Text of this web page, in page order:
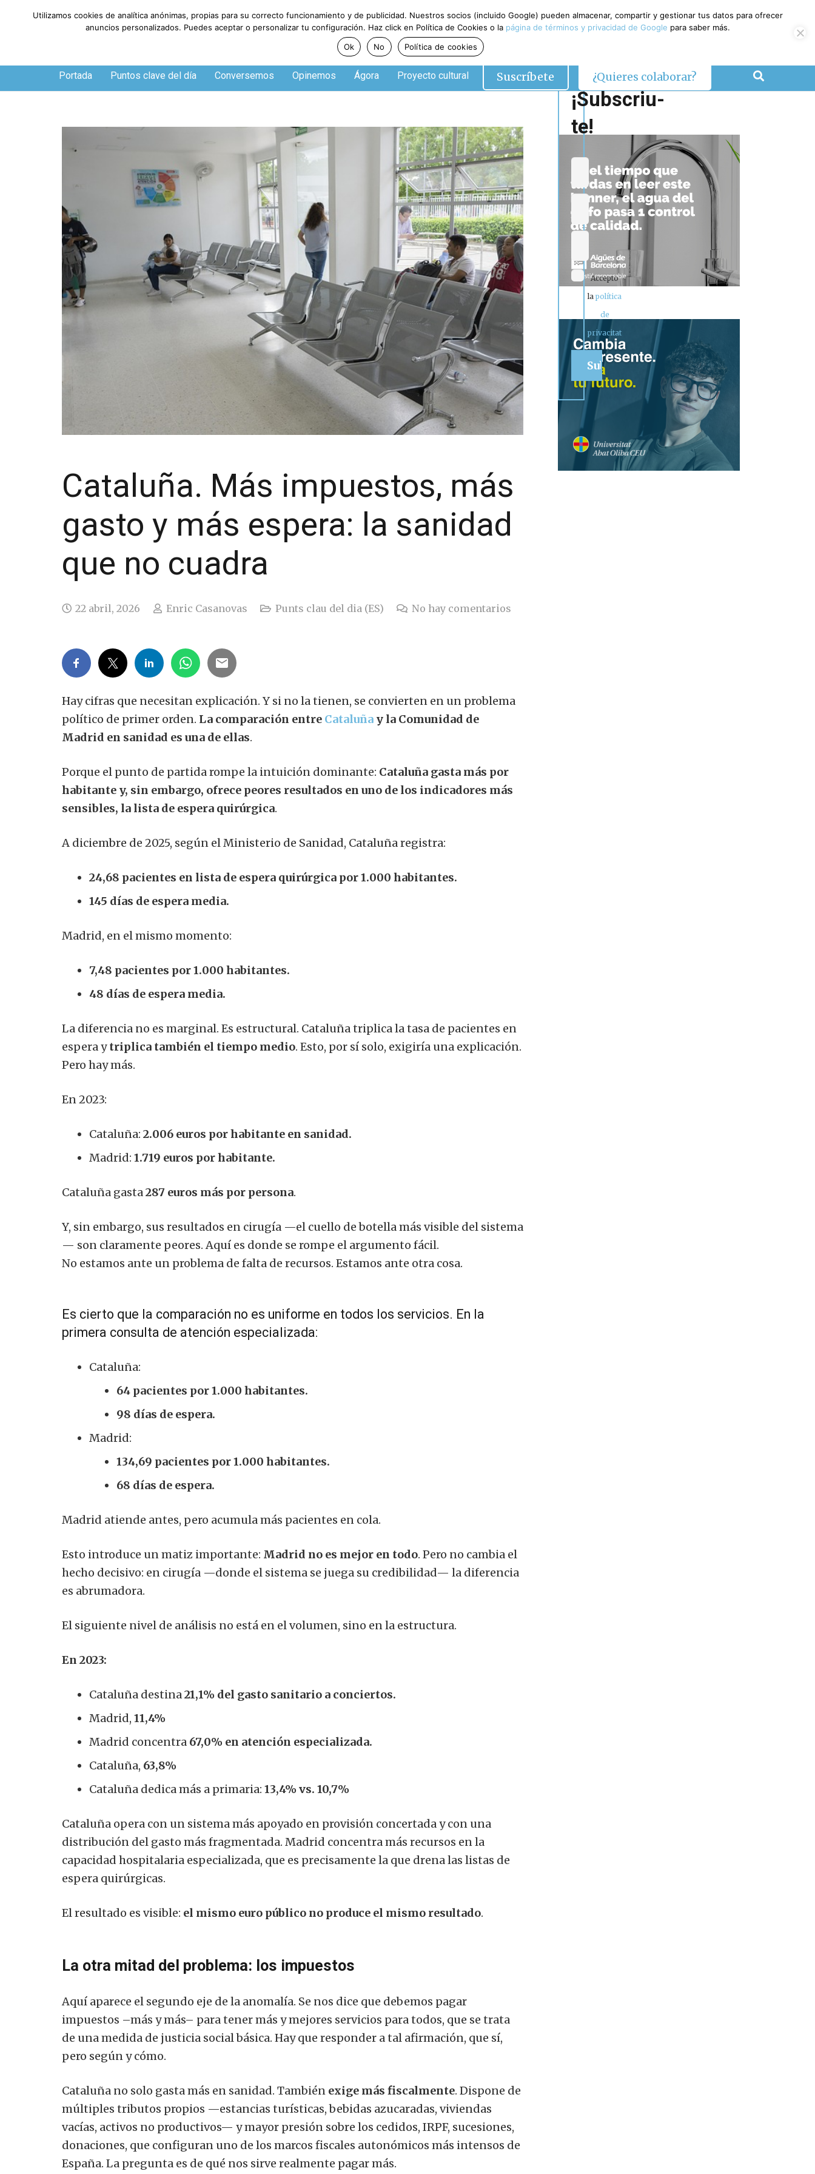
Jueves, 6 de agosto de 2026
Portada Puntos clave del día Conversemos Opinemos Ágora Proyecto cultural Suscríbete ¿Quieres colaborar?
Cataluña. Más impuestos, más
gasto y más espera: la sanidad
que no cuadra
22 abril, 2026 Enric Casanovas Punts clau del dia (ES) No hay comentarios
Hay cifras que necesitan explicación. Y si no la tienen, se convierten en un problema
político de primer orden. La comparación entre Cataluña y la Comunidad de
Madrid en sanidad es una de ellas.
Porque el punto de partida rompe la intuición dominante: Cataluña gasta más por
habitante y, sin embargo, ofrece peores resultados en uno de los indicadores más
sensibles, la lista de espera quirúrgica.
A diciembre de 2025, según el Ministerio de Sanidad, Cataluña registra:
24,68 pacientes en lista de espera quirúrgica por 1.000 habitantes.
145 días de espera media.
Madrid, en el mismo momento:
7,48 pacientes por 1.000 habitantes.
48 días de espera media.
La diferencia no es marginal. Es estructural. Cataluña triplica la tasa de pacientes en
espera ytriplica también el tiempo medio. Esto, por sí solo, exigiría una explicación.
Pero hay más.
En 2023:
Cataluña: 2.006 euros por habitante en sanidad.
Madrid: 1.719 euros por habitante.
Cataluña gasta287 euros más por persona.
Y, sin embargo, sus resultados en cirugía —el cuello de botella más visible del sistema
— son claramente peores. Aquí es donde se rompe el argumento fácil.
No estamos ante un problema de falta de recursos. Estamos ante otra cosa.
Es cierto que la comparación no es uniforme en todos los servicios. En la
primera consulta de atención especializada:
Cataluña:
64 pacientes por 1.000 habitantes.
98 días de espera.
Madrid:
134,69 pacientes por 1.000 habitantes.
68 días de espera.
Madrid atiende antes, pero acumula más pacientes en cola.
Esto introduce un matiz importante: Madrid no es mejor en todo. Pero no cambia el
hecho decisivo: en cirugía —donde el sistema se juega su credibilidad— la diferencia
es abrumadora.
El siguiente nivel de análisis no está en el volumen, sino en la estructura.
En 2023:
Cataluña destina21,1% del gasto sanitario a conciertos.
Madrid, 11,4%
Madrid concentra 67,0% en atención especializada.
Cataluña, 63,8%
Cataluña dedica más a primaria: 13,4% vs. 10,7%
Cataluña opera con un sistema más apoyado en provisión concertada y con una
distribución del gasto más fragmentada. Madrid concentra más recursos en la
capacidad hospitalaria especializada, que es precisamente la que drena las listas de
espera quirúrgicas.
El resultado es visible: el mismo euro público no produce el mismo resultado.
La otra mitad del problema: los impuestos
Aquí aparece el segundo eje de la anomalía. Se nos dice que debemos pagar
impuestos –más y más– para tener más y mejores servicios para todos, que se trata
de una medida de justicia social básica. Hay que responder a tal afirmación, que sí,
pero según y cómo.
Cataluña no solo gasta más en sanidad. También exige más fiscalmente. Dispone de
múltiples tributos propios —estancias turísticas, bebidas azucaradas, viviendas
vacías, activos no productivos— y mayor presión sobre los cedidos, IRPF, sucesiones,
donaciones, que configuran uno de los marcos fiscales autonómicos más intensos de
España. La pregunta es de qué nos sirve realmente pagar más.
¡Subscriu-
te!
Accepto
lapolítica
de
privacitat
Utilizamos cookies de analítica anónimas, propias para su correcto funcionamiento y de publicidad. Nuestros socios (incluido Google) pueden almacenar, compartir y gestionar tus datos para ofrecer
anuncios personalizados. Puedes aceptar o personalizar tu configuración. Haz click en Política de Cookies o la página de términos y privacidad de Google para saber más.
Ok
No Política de cookies